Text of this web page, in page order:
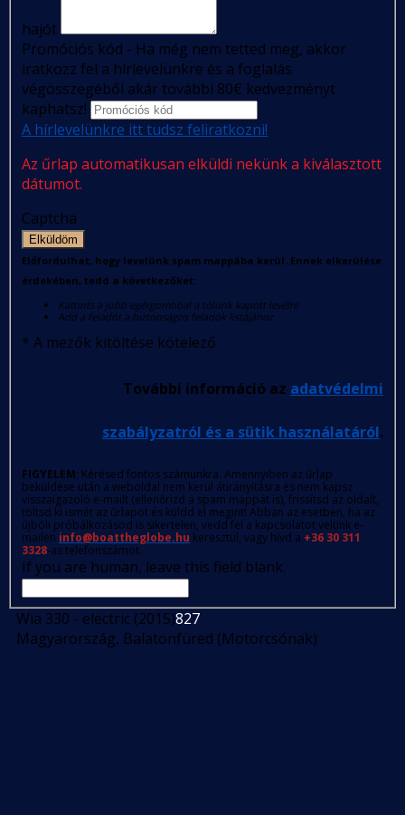
hajót
Promóciós kód - Ha még nem tetted meg, akkor
iratkozz fel a hírlevelünkre és a foglalás
végösszegéből akár további 80€ kedvezményt
kaphatsz!
A hírlevelünkre itt tudsz feliratkozni!
Az űrlap automatikusan elküldi nekünk a kiválasztott
dátumot.
Captcha
Elküldöm
Előfordulhat, hogy levelünk spam mappába kerül. Ennek elkerülése
érdekében, tedd a következőket:
Kattints a jobb egérgombbal a tőlünk kapott levélre
Add a feladót a biztonságos feladók listájához
* A mezők kitöltése kötelező
További információ az adatvédelmi
szabályzatról és a sütik használatáról.
FIGYELEM: Kérésed fontos számunkra. Amennyiben az űrlap
beküldése után a weboldal nem kerül átirányításra és nem kapsz
visszaigazoló e-mailt (ellenőrizd a spam mappát is), frissítsd az oldalt,
töltsd ki ismét az űrlapot és küldd el megint! Abban az esetben, ha az
újbóli próbálkozásod is sikertelen, vedd fel a kapcsolatot velünk e-
mailen info@boattheglobe.hu keresztül, vagy hívd a +36 30 311
3328-as telefonszámot.
If you are human, leave this field blank.
Wia 330 - electric (2015)827
Magyarország, Balatonfüred (Motorcsónak)